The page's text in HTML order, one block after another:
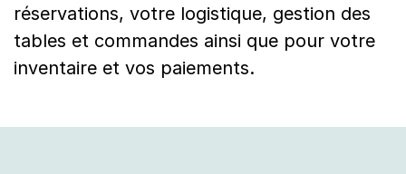
réservations, votre logistique, gestion des
tables et commandes ainsi que pour votre
inventaire et vos paiements.